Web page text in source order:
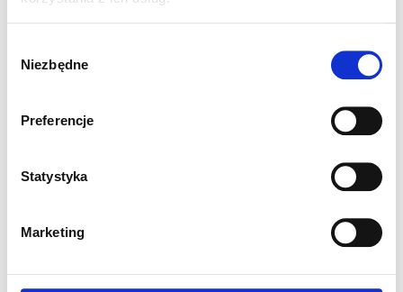
zgody
Niezbędne
Preferencje
Statystyka
Marketing